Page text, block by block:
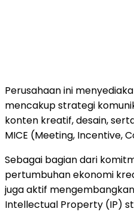
Perusahaanini
mencakupstrategi
konten kreatif,desain,
MICE (Meeting, Incentive,
Sebagai bagiandari
pertumbuhanekonomi
jugaaktif mengembangkan
Intellectual Property (IP)